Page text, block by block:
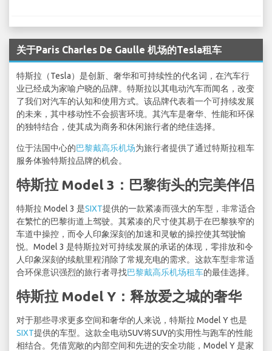
关于Paris Charles De Gaulle 机场的Tesla租车
特斯拉（Tesla）是创新、奢华和可持续性的代名词，在汽车行
业已经成为家喻户晓的品牌。特斯拉以其电动汽车而闻名，改变
了我们对汽车的认知和使用方式。该品牌代表着一个可持续发展
的未来，其中移动性不会损害环境。其汽车是奢华、性能和环保
的独特结合，使其成为商务和休闲旅行者的绝佳选择。
位于法国中心的巴黎戴高乐机场为旅行者提供了通过特斯拉租车
服务体验特斯拉品牌的机会。
特斯拉 Model 3：巴黎街头的完美伴侣
特斯拉 Model 3 是SIXT提供的一款紧凑而强大的车型，非常适合
在繁忙的巴黎街道上驾驶。其紧凑的尺寸使其易于在巴黎狭窄的
车道中操控，而令人印象深刻的加速和灵敏的操控使其驾驶愉
悦。Model 3 是特斯拉对可持续发展的承诺的体现，零排放和令
人印象深刻的续航里程消除了常规充电的需求。这款车型非常适
合环保意识强烈的旅行者寻找巴黎戴高乐机场租车的最佳选择。
特斯拉 Model Y：释放爱之城的奢华
对于那些寻求更多空间和奢华的人来说，特斯拉 Model Y 也是
SIXT提供的车型。这款全电动SUV将SUV的实用性与跑车的性能
相结合。凭借宽敞的内部空间和先进的安全功能，Model Y 是家